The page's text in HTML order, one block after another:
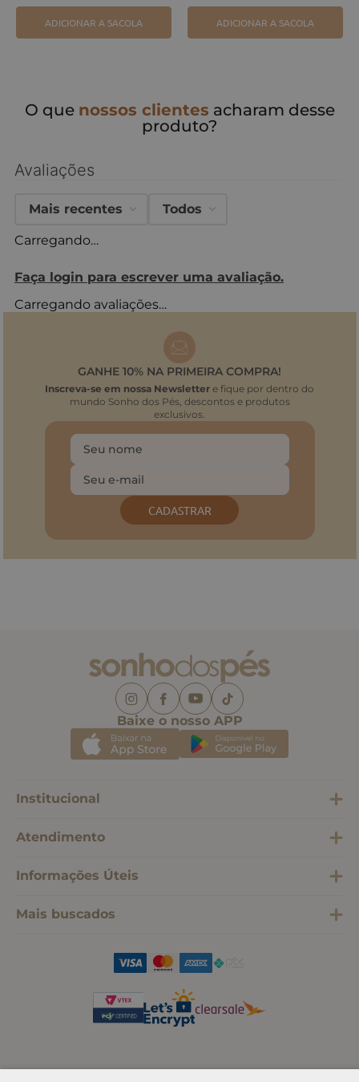
ADICIONAR A SACOLA ADICIONAR A SACOLA
O que nossos clientes acharam desse
produto?
Avaliações
Carregando…
Faça login para escrever uma avaliação.
Mais recentes Todos
Carregando avaliações…
GANHE 10% NA PRIMEIRA COMPRA!
Inscreva-se em nossa Newsletter e fique por dentro do
mundo Sonho dos Pés, descontos e produtos
exclusivos.
CADASTRAR
Baixe o nosso APP
Institucional
Atendimento
Informações Úteis
Mais buscados